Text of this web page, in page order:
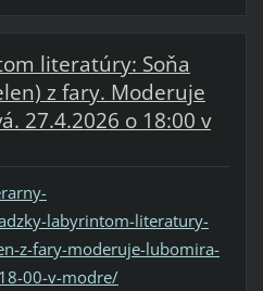
literatúry: Soňa
z fary. Moderuje
27.4.2026 o 18:00 v
labyrintom-literatury-
z-fary-moderuje-lubomira-
00-v-modre/